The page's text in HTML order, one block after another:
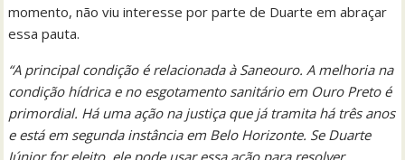
momento, não viu interesse por parte de Duarte em abraçar
essa pauta.
“A principal condição é relacionada à Saneouro. A melhoria na
condição hídrica e no esgotamento sanitário em Ouro Preto é
primordial. Há uma ação na justiça que já tramita há três anos
e está em segunda instância em Belo Horizonte. Se Duarte
Júnior for eleito, ele pode usar essa ação para resolver